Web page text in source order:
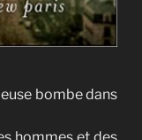
bombe dans